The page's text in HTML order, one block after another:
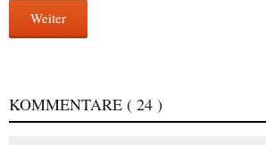
Weiter
KOMMENTARE ( 24 )